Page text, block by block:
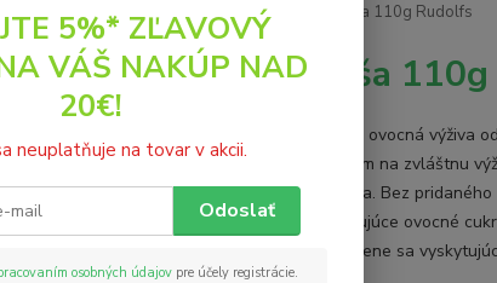
Organic Mango pocket, celozrnná kaša 110g Rudolfs
celozrnná kaša
Detská ovocná výživa
mangom na zvláštnu
mesiaca. Bez
vyskytujúce ovocné
prirodzene sa
5%* ZĽAVOVÝ
VÁŠ NAKÚP NAD
20€!
neuplatňuje na tovar v akcii.
Odoslať
osobných údajov pre účely registrácie.